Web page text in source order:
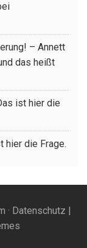
– Annett
das heißt
ist hier die
hier die Frage.
· Datenschutz